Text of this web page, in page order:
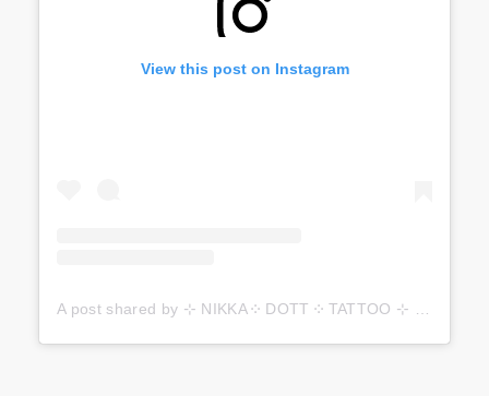
View this post on Instagram